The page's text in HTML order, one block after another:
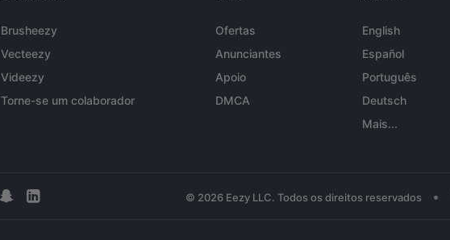
Brusheezy
Vecteezy
Videezy
Torne-se um colaborador
Ofertas
Anunciantes
Apoio
DMCA
English
Español
Português
Deutsch
Mais...
© 2026 Eezy LLC. Todos os direitos reservados •